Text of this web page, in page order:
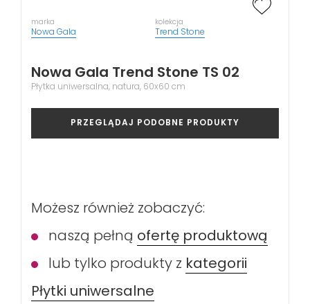
marka
Nowa Gala
kolekcja
Trend Stone
Nowa Gala Trend Stone TS 02
Płytka uniwersalna, natura, 60x60 cm
PRZEGLĄDAJ PODOBNE PRODUKTY
Możesz również zobaczyć:
naszą pełną ofertę produktową
lub tylko produkty z kategorii
Płytki uniwersalne